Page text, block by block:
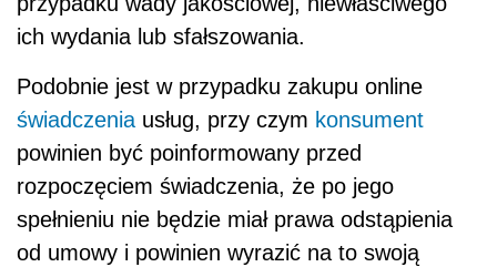
ich wydania lub sfałszowania.
Podobnie jest w przypadku zakupu online
świadczenia usług, przy czym konsument
powinien być poinformowany przed
rozpoczęciem świadczenia, że po jego
spełnieniu nie będzie miał prawa odstąpienia
od umowy i powinien wyrazić na to swoją